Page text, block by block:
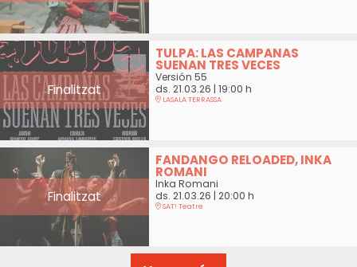
Finalitzat
TULPA: LAS CAMPANAS
SUENAN TRES VECES
Versión 55
ds. 21.03.26 | 19:00 h
LASALA TERRASSA
Finalitzat
FANDANGO RELOADED, INKA
ROMANI
Inka Romani
ds. 21.03.26 | 20:00 h
SAT! Teatre